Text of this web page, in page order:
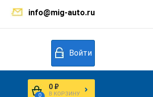
info@mig-auto.ru
Войти
0
0 ₽
В КОРЗИНУ